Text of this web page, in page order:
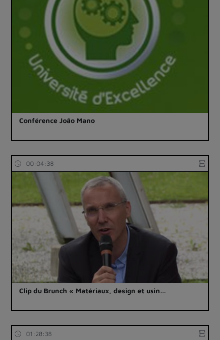
Conférence João Mano
00:04:38
Clip du Brunch « Matériaux, design et usin…
01:28:38